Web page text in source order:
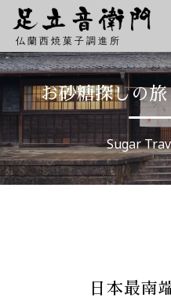
仏蘭西焼菓子調進所
お砂糖探しの
Sugar
日本最南